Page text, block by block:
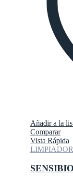
Añadir a la
Comparar
Vista Rápida